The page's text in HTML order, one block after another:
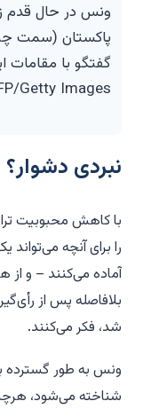
ونس در حال قدم
پاکستان (سمت
Getty Images
نبردی دشوار؟
با کاهش محبوبیت
را برای آنچه می‌تواند
آماده می‌کنند – و
بلافاصله پس از
شد، فکر می‌کنند.
ونس به طور گسترده
شناخته می‌شود،